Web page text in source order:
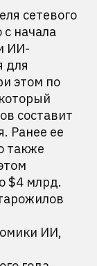
сетевого
начала
ИИ-
для
этом по
составит
Ранее ее
также
$4 млрд.
ИИ,